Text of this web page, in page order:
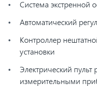
Система экстренной
Автоматический
Контроллер
установки
Электрический пульт
измерительными